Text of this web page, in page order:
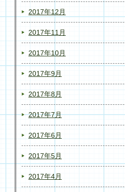
2017年12月
2017年11月
2017年10月
2017年9月
2017年8月
2017年7月
2017年6月
2017年5月
2017年4月